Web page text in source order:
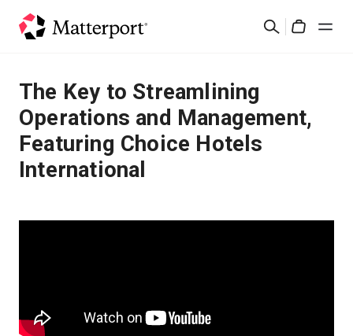
검
솔루션
제품
가격
리소스
문의하기
The Key to Streamlining
Operations and Management,
Featuring Choice Hotels
International